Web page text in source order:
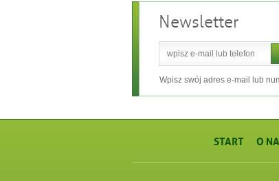
Newsletter
Wpisz swój adres e-mail lub
START O